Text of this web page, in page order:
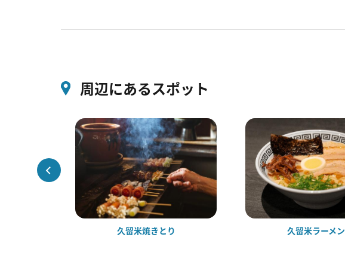
周辺にあるスポット
久留米焼きとり 久留米ラーメン